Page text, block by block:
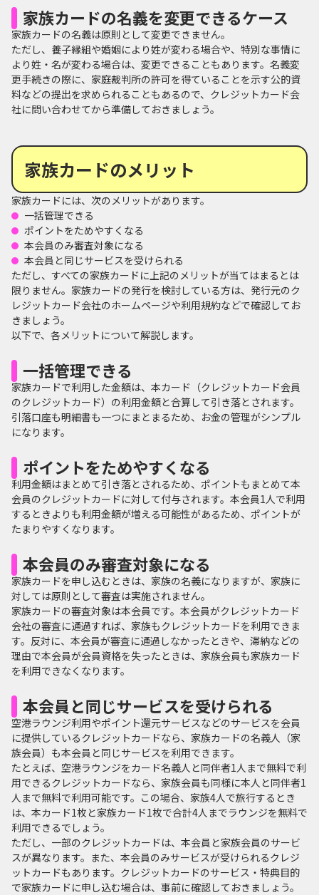
家族カードの名義を変更できるケース
家族カードの名義は原則として変更できません。
ただし、養子縁組や婚姻により姓が変わる場合や、特別な事情に
より姓・名が変わる場合は、変更できることもあります。名義変
更手続きの際に、家庭裁判所の許可を得ていることを示す公的資
料などの提出を求められることもあるので、クレジットカード会
社に問い合わせてから準備しておきましょう。
家族カードのメリット
家族カードには、次のメリットがあります。
一括管理できる
ポイントをためやすくなる
本会員のみ審査対象になる
本会員と同じサービスを受けられる
ただし、すべての家族カードに上記のメリットが当てはまるとは
限りません。家族カードの発行を検討している方は、発行元のク
レジットカード会社のホームページや利用規約などで確認してお
きましょう。
以下で、各メリットについて解説します。
一括管理できる
家族カードで利用した金額は、本カード（クレジットカード会員
のクレジットカード）の利用金額と合算して引き落とされます。
引落口座も明細書も一つにまとまるため、お金の管理がシンプル
になります。
ポイントをためやすくなる
利用金額はまとめて引き落とされるため、ポイントもまとめて本
会員のクレジットカードに対して付与されます。本会員1人で利用
するときよりも利用金額が増える可能性があるため、ポイントが
たまりやすくなります。
本会員のみ審査対象になる
家族カードを申し込むときは、家族の名義になりますが、家族に
対しては原則として審査は実施されません。
家族カードの審査対象は本会員です。本会員がクレジットカード
会社の審査に通過すれば、家族もクレジットカードを利用できま
す。反対に、本会員が審査に通過しなかったときや、滞納などの
理由で本会員が会員資格を失ったときは、家族会員も家族カード
を利用できなくなります。
本会員と同じサービスを受けられる
空港ラウンジ利用やポイント還元サービスなどのサービスを会員
に提供しているクレジットカードなら、家族カードの名義人（家
族会員）も本会員と同じサービスを利用できます。
たとえば、空港ラウンジをカード名義人と同伴者1人まで無料で利
用できるクレジットカードなら、家族会員も同様に本人と同伴者1
人まで無料で利用可能です。この場合、家族4人で旅行するとき
は、本カード1枚と家族カード1枚で合計4人までラウンジを無料で
利用できるでしょう。
ただし、一部のクレジットカードは、本会員と家族会員のサービ
スが異なります。また、本会員のみサービスが受けられるクレジ
ットカードもあります。クレジットカードのサービス・特典目的
で家族カードに申し込む場合は、事前に確認しておきましょう。